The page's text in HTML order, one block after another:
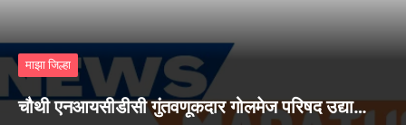
माझा जिल्हा
चौथी एनआयसीडीसी गुंतवणूकदार गोलमेज परिषद उद्या…